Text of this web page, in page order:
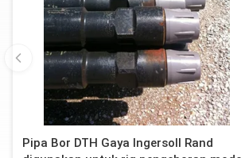
Pipa Bor DTH Gaya Ingersoll Rand